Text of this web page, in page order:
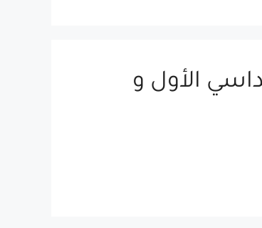
اﻷول و